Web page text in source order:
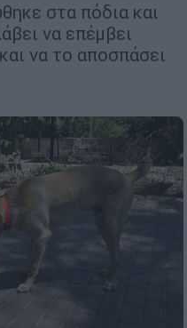
στα πόδια και
να επέμβει
να το αποσπάσει